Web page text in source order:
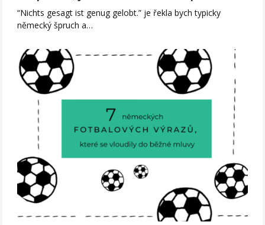
“Nichts gesagt ist genug gelobt.” je řekla bych typicky
německý špruch a…